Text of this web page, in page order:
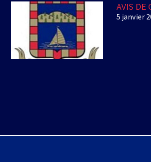
AVIS DE
5 janvier